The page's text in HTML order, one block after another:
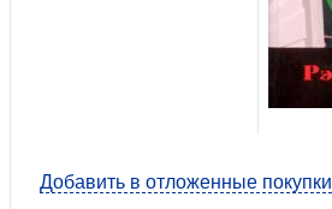
Добавить в отложенные покупки